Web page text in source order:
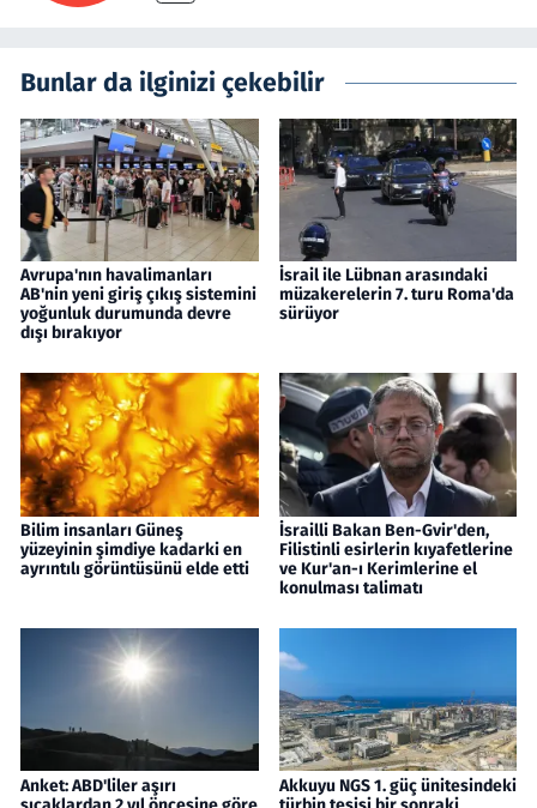
Bunlar da ilginizi çekebilir
Avrupa'nın havalimanları
AB'nin yeni giriş çıkış sistemini
yoğunluk durumunda devre
dışı bırakıyor
İsrail ile Lübnan arasındaki
müzakerelerin 7. turu Roma'da
sürüyor
Bilim insanları Güneş
yüzeyinin şimdiye kadarki en
ayrıntılı görüntüsünü elde etti
İsrailli Bakan Ben-Gvir'den,
Filistinli esirlerin kıyafetlerine
ve Kur'an-ı Kerimlerine el
konulması talimatı
Anket: ABD'liler aşırı
Akkuyu NGS 1. güç ünitesindeki